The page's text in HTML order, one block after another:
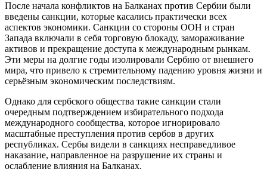
После начала конфликтов на Балканах против Сербии были
введены санкции, которые касались практически всех
аспектов экономики. Санкции со стороны ООН и стран
Запада включали в себя торговую блокаду, замораживание
активов и прекращение доступа к международным рынкам.
Эти меры на долгие годы изолировали Сербию от внешнего
мира, что привело к стремительному падению уровня жизни и
серьёзным экономическим последствиям.
Однако для сербского общества такие санкции стали
очередным подтверждением избирательного подхода
международного сообщества, которое игнорировало
масштабные преступления против сербов в других
республиках. Сербы видели в санкциях несправедливое
наказание, направленное на разрушение их страны и
ослабление влияния на Балканах.